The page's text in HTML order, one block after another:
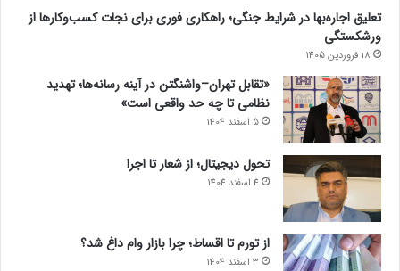
تعلیق اجاره‌بها در شرایط جنگی؛ راهکاری فوری برای نجات کسب‌وکارها از
ورشکستگی
18 فروردین 1405
«تقابل تهران–واشنگتن در آینه رسانه‌ها؛ تهدید
نظامی تا چه حد واقعی است»
5 اسفند 1404
تحول دیجیتال؛ از شعار تا اجرا
4 اسفند 1404
از تورم تا اقساط؛ چرا بازار وام داغ شد؟
3 اسفند 1404